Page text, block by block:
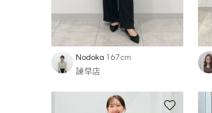
Nodoka 167cm
諫早店